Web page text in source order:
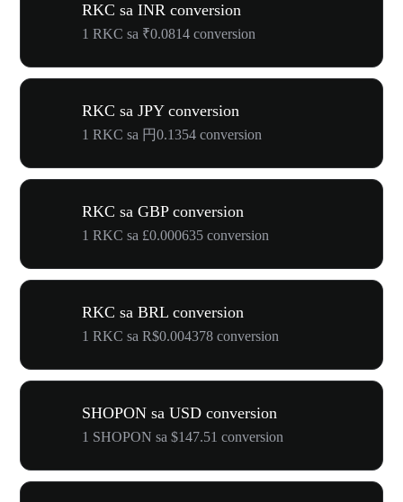
RKC sa INR conversion
1 RKC sa ₹0.0814 conversion
RKC sa JPY conversion
1 RKC sa 円0.1354 conversion
RKC sa GBP conversion
1 RKC sa £0.000635 conversion
RKC sa BRL conversion
1 RKC sa R$0.004378 conversion
SHOPON sa USD conversion
1 SHOPON sa $147.51 conversion